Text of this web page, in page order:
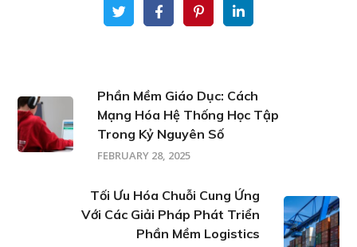
Phần Mềm Giáo Dục: Cách
Mạng Hóa Hệ Thống Học Tập
Trong Kỷ Nguyên Số
FEBRUARY 28, 2025
Tối Ưu Hóa Chuỗi Cung Ứng
Với Các Giải Pháp Phát Triển
Phần Mềm Logistics